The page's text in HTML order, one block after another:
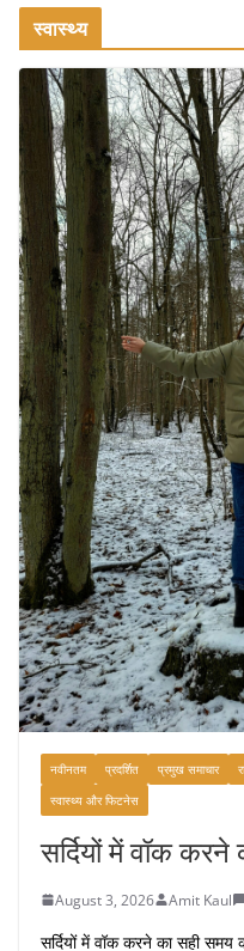
वजन
वजन
16
स्वास्थ्य
नवीनतम प्रदर्शित प्रमुख समाचार
स्वास्थ्य और फिटनेस
सर्दियों में वॉक
August 3, 2026 Amit Kaul
सर्दियों में वॉक करने का सही समय